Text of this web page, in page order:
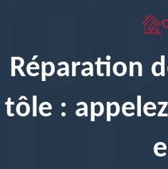
Réparation
tôle :